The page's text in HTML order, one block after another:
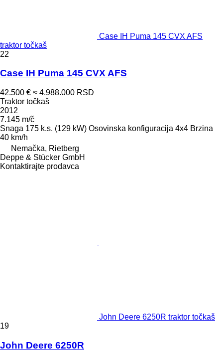
Case IH Puma 145 CVX AFS
traktor točkaš
22
Case IH Puma 145 CVX AFS
42.500 € ≈ 4.988.000 RSD
Traktor točkaš
2012
7.145 m/č
Snaga 175 k.s. (129 kW) Osovinska konfiguracija 4x4 Brzina
40 km/h
Nemačka, Rietberg
Deppe & Stücker GmbH
Kontaktirajte prodavca
John Deere 6250R traktor točkaš
19
John Deere 6250R